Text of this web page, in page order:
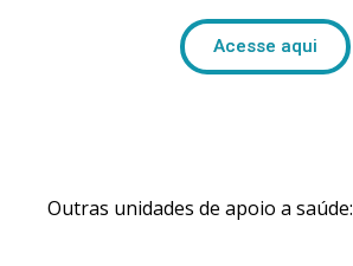
Acesse aqui
Outras unidades de apoio a saúde: